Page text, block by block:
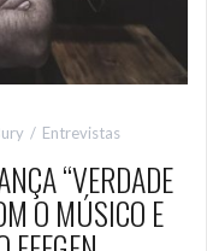
Entrevistas
“VERDADE
O MÚSICO E